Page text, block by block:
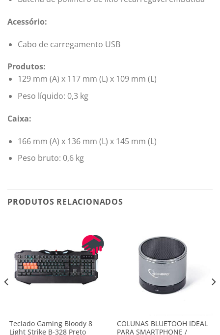
Acessório:
Cabo de carregamento USB
Produtos:
129 mm (A) x 117 mm (L) x 109 mm (L)
Peso líquido: 0,3 kg
Caixa:
166 mm (A) x 136 mm (L) x 145 mm (L)
Peso bruto: 0,6 kg
PRODUTOS RELACIONADOS
Teclado Gaming Bloody 8
Light Strike B-328 Preto
COLUNAS BLUETOOH IDEAL
PARA SMARTPHONE /